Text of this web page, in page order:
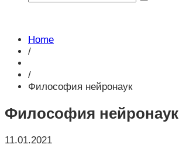
Home
/
/
Философия нейронаук
Философия нейронаук
11.01.2021